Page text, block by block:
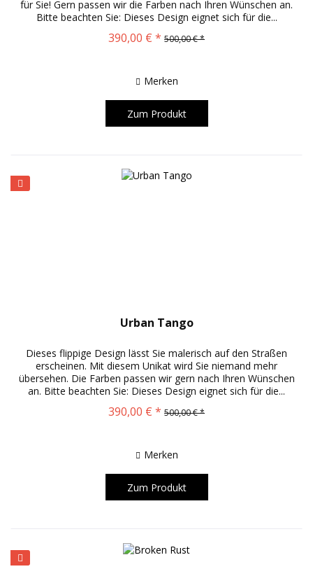
für Sie! Gern passen wir die Farben nach Ihren Wünschen an.
Bitte beachten Sie: Dieses Design eignet sich für die...
390,00 € * 500,00 € *
Merken
Zum Produkt
Urban Tango
Dieses flippige Design lässt Sie malerisch auf den Straßen
erscheinen. Mit diesem Unikat wird Sie niemand mehr
übersehen. Die Farben passen wir gern nach Ihren Wünschen
an. Bitte beachten Sie: Dieses Design eignet sich für die...
390,00 € * 500,00 € *
Merken
Zum Produkt